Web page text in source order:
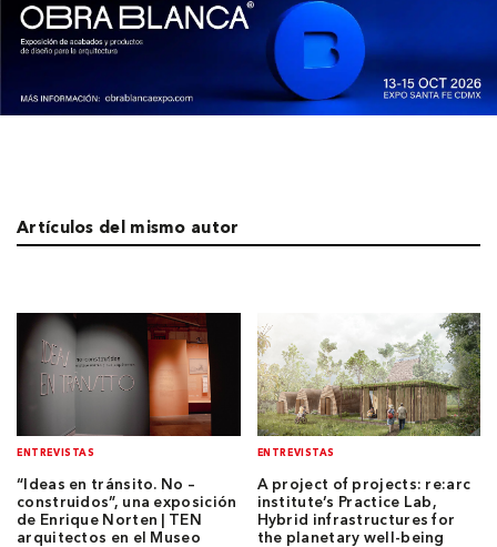
Artículos del mismo autor
ENTREVISTAS
“Ideas en tránsito. No –
construidos”, una exposición
de Enrique Norten | TEN
arquitectos en el Museo
ENTREVISTAS
A project of projects: re:arc
institute’s Practice Lab,
Hybrid infrastructures for
the planetary well-being